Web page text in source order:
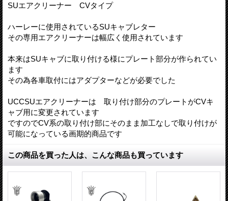
SUエアクリーナー CVタイプ
ハーレーに使用されているSUキャブレター
その専用エアクリーナーは幅広く使用されています
本来はSUキャブに取り付ける様にプレート部分が作られてい
ます
その為各車取付にはアダプターなどが必要でした
UCCSUエアクリーナーは 取り付け部分のプレートがCVキ
ャブ用に変更されています
ですのでCV系の取り付け部にそのまま加工なしで取り付けが
可能になっている画期的商品です
この商品を買った人は、こんな商品も買っています